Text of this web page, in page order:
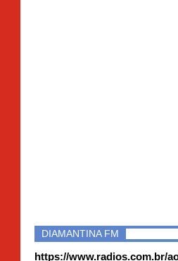
DIAMANTINA FM
https://www.radios.com.br/